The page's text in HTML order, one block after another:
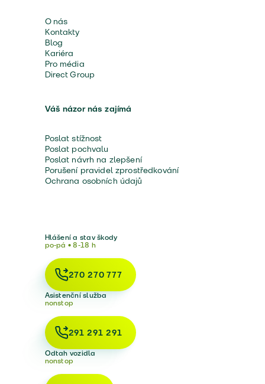
O nás
Kontakty
Blog
Kariéra
Pro média
Direct Group
Váš názor nás zajímá
Poslat stížnost
Poslat pochvalu
Poslat návrh na zlepšení
Porušení pravidel zprostředkování
Ochrana osobních údajů
Hlášení a stav škody
po-pá • 8-18 h
270 270 777
Asistenční služba
nonstop
291 291 291
Odtah vozidla
nonstop